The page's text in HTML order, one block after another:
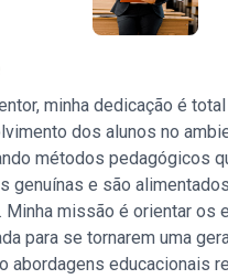
minha dedicação é total
dos alunos no
métodos pedagógicos
genuínas e são
Minha missão é orientar os
para se tornarem uma
abordagens educacionais